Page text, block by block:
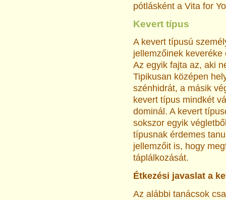
pótlásként a Vita for
Kevert típus
A kevert típusú
jellemzőinek
Az egyik fajta az, aki
Tipikusan középen
szénhidrát, a másik
kevert típus mindkét
dominál. A kevert
sokszor egyik
típusnak érdemes
jellemzőit is, hogy
táplálkozását.
Étkezési javaslat a
Az alábbi tanácsok